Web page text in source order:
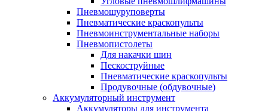
Пневмошуруповерты
Пневматические краскопульты
Пневмоинструментальные наборы
Пневмопистолеты
Для накачки шин
Пескоструйные
Пневматические краскопульты
Продувочные (обдувочные)
Аккумуляторный инструмент
Аккумуляторы для инструмента